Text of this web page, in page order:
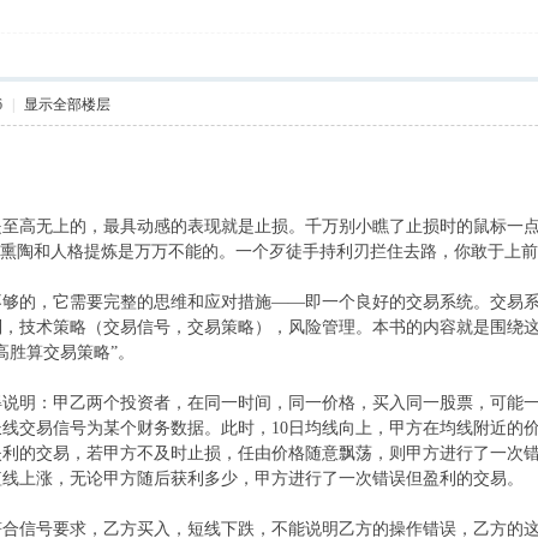
显示全部楼层
高无上的，最具动感的表现就是止损。千万别小瞧了止损时的鼠标一
陶和人格提炼是万万不能的。一个歹徒手持利刃拦住去路，你敢于上
的，它需要完整的思维和应对措施——即一个良好的交易系统。交易
技术策略（交易信号，交易策略），风险管理。本书的内容就是围绕
算交易策略”。
明：甲乙两个投资者，在同一时间，同一价格，买入同一股票，可能
交易信号为某个财务数据。此时，10日均线向上，甲方在均线附近
的交易，若甲方不及时止损，任由价格随意飘荡，则甲方进行了一次
上涨，无论甲方随后获利多少，甲方进行了一次错误但盈利的交易。
信号要求，乙方买入，短线下跌，不能说明乙方的操作错误，乙方的